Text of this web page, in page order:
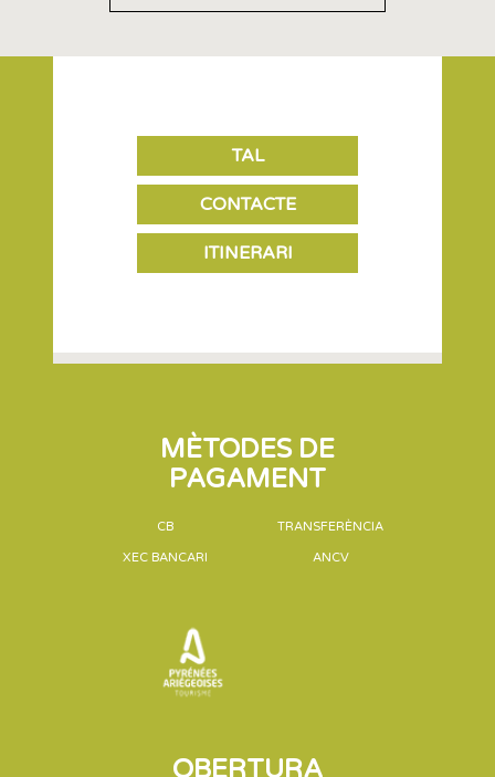
TAL
CONTACTE
ITINERARI
MÈTODES DE
PAGAMENT
CB TRANSFERÈNCIA
XEC BANCARI ANCV
OBERTURA